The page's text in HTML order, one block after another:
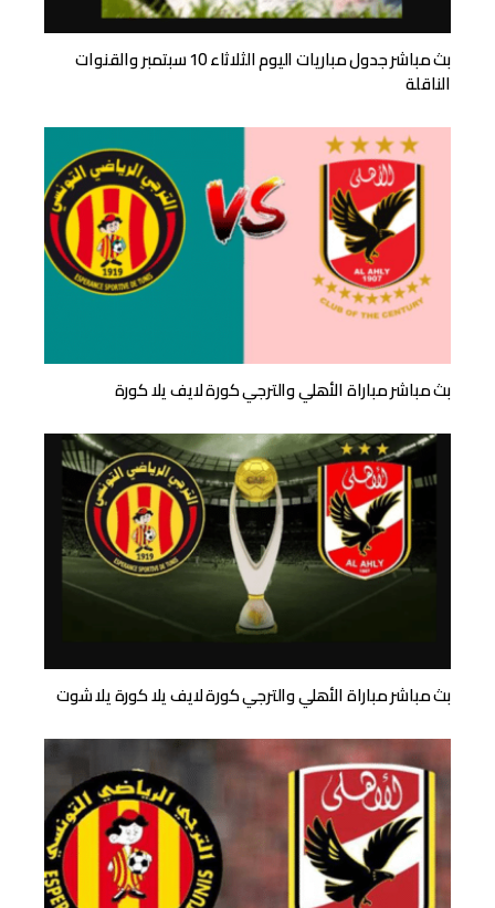
بث مباشر جدول مباريات اليوم الثلاثاء 10 سبتمبر والقنوات
الناقلة
بث مباشر مباراة الأهلي والترجي كورة لايف يلا كورة
بث مباشر مباراة الأهلي والترجي كورة لايف يلا كورة يلا شوت